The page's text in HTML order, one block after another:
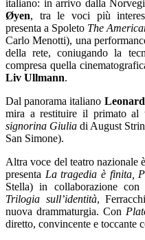
italiano: in arrivo dalla
Øyen, tra le voci più
presenta a Spoleto The
Carlo Menotti), una
della rete, coniugando la
compresa quella
Liv Ullmann.
Dal panorama italiano
mira a restituire il primato al
signorina Giulia di August
San Simone).
Altra voce del teatro nazionale
presenta La tragedia è finita,
Stella) in collaborazione
Trilogia sull’identità,
nuova drammaturgia. Con
diretto, convincente e toccante